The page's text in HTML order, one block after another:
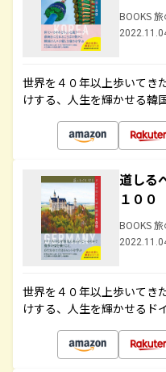
BOOKS
世界を４０年以上歩いてき
けする、人生を輝かせる韓
道しる
１００
BOOKS
世界を４０年以上歩いてき
けする、人生を輝かせるド